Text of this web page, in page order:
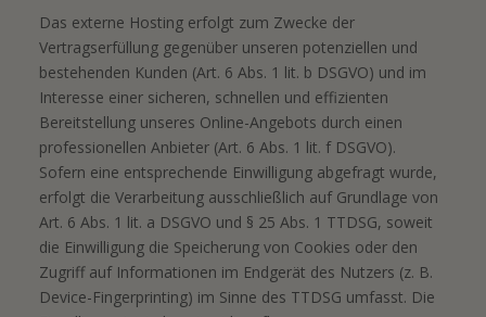
Das externe Hosting erfolgt zum Zwecke der
Vertragserfüllung gegenüber unseren potenziellen und
bestehenden Kunden (Art. 6 Abs. 1 lit. b DSGVO) und im
Interesse einer sicheren, schnellen und effizienten
Bereitstellung unseres Online-Angebots durch einen
professionellen Anbieter (Art. 6 Abs. 1 lit. f DSGVO).
Sofern eine entsprechende Einwilligung abgefragt wurde,
erfolgt die Verarbeitung ausschließlich auf Grundlage von
Art. 6 Abs. 1 lit. a DSGVO und § 25 Abs. 1 TTDSG, soweit
die Einwilligung die Speicherung von Cookies oder den
Zugriff auf Informationen im Endgerät des Nutzers (z. B.
Device-Fingerprinting) im Sinne des TTDSG umfasst. Die